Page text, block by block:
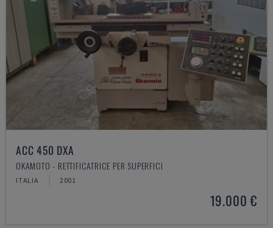
ACC 450 DXA
OKAMOTO - RETTIFICATRICE PER SUPERFICI
ITALIA 2001
19.000 €